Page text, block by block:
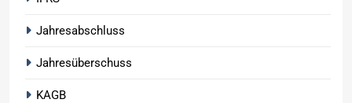
Jahresabschluss
Jahresüberschuss
KAGB